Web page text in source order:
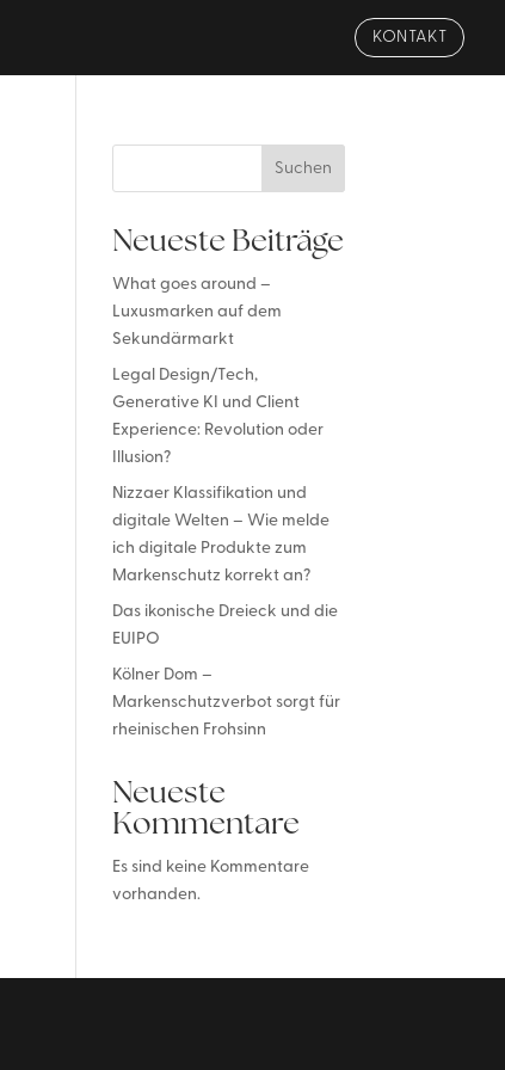
KONTAKT
Suchen
Neueste Beiträge
What goes around –
Luxusmarken auf dem
Sekundärmarkt
Legal Design/Tech,
Generative KI und Client
Experience: Revolution oder
Illusion?
Nizzaer Klassifikation und
digitale Welten – Wie melde
ich digitale Produkte zum
Markenschutz korrekt an?
Das ikonische Dreieck und die
EUIPO
Kölner Dom –
Markenschutzverbot sorgt für
rheinischen Frohsinn
Neueste
Kommentare
Es sind keine Kommentare
vorhanden.